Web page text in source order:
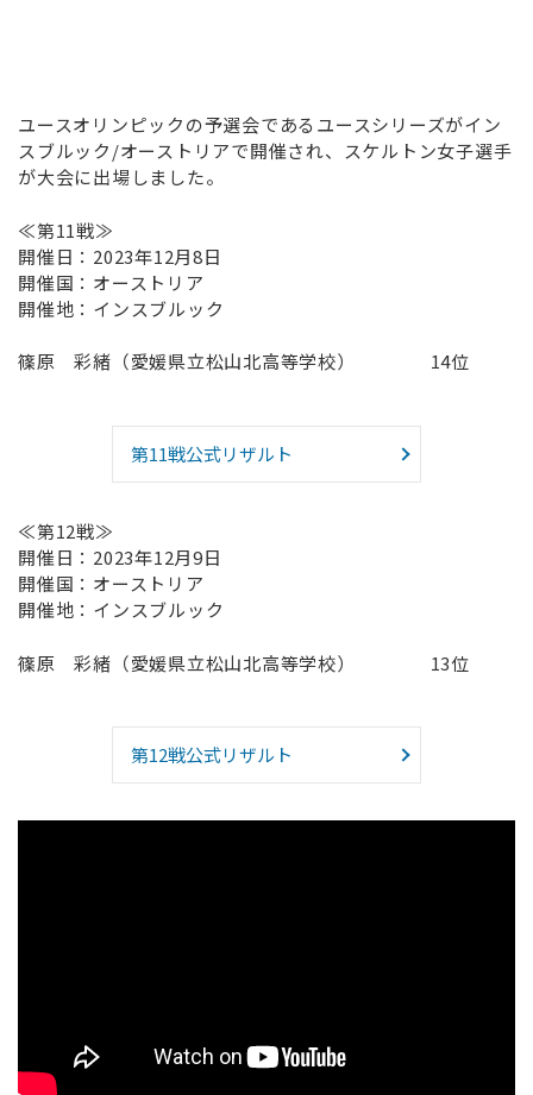
ユースオリンピックの予選会であるユースシリーズがイン
スブルック/オーストリアで開催され、スケルトン女子選手
が大会に出場しました。
≪第11戦≫
開催日：2023年12月8日
開催国：オーストリア
開催地：インスブルック
篠原 彩緒（愛媛県立松山北高等学校） 14位
第11戦公式リザルト
≪第12戦≫
開催日：2023年12月9日
開催国：オーストリア
開催地：インスブルック
篠原 彩緒（愛媛県立松山北高等学校） 13位
第12戦公式リザルト